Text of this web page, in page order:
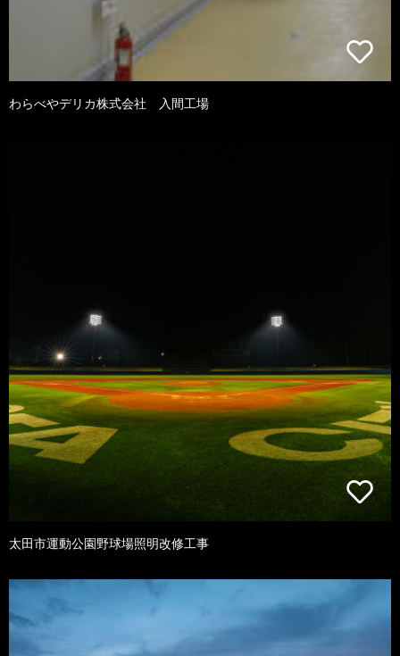
わらべやデリカ株式会社 入間工場
太田市運動公園野球場照明改修工事